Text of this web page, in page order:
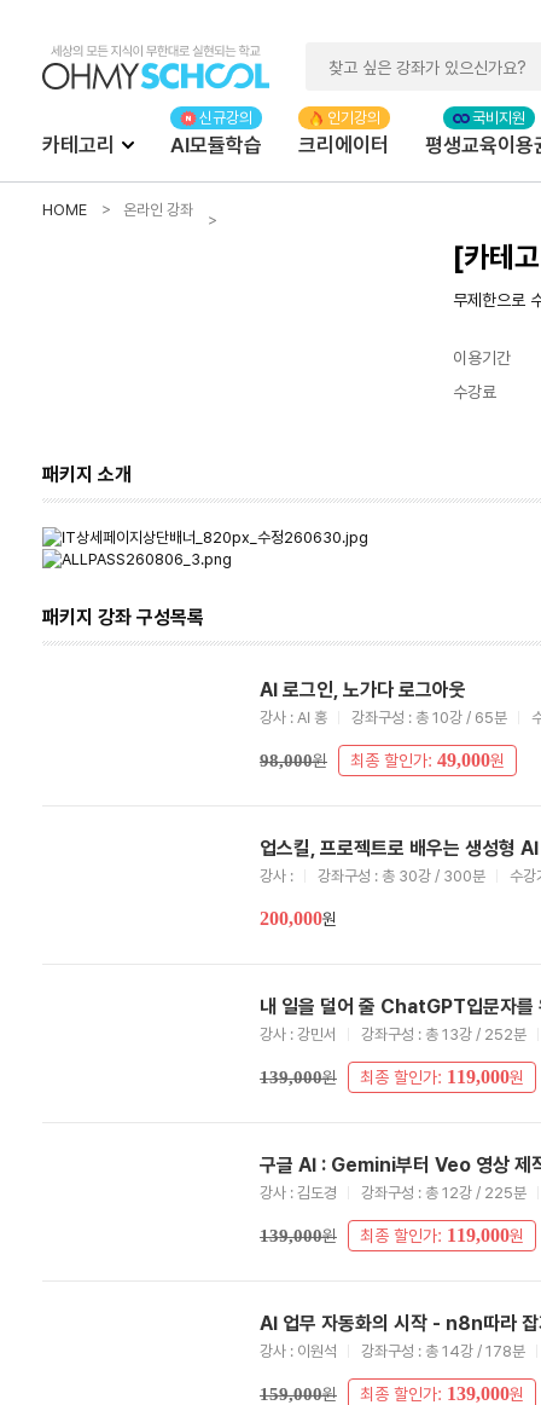
카테고리 AI모듈학습 크리에이터 평생교육이용
HOME 온라인 강좌
[카테
무제한으로
이용기간
수강료
패키지 소개
패키지 강좌 구성목록
AI 로그인, 노가다 로그아웃
강사 : AI 홍 강좌구성 : 총 10강 / 65분
98,000원 최종 할인가: 49,000원
업스킬, 프로젝트로 배우는 생성형 AI
강사 : 강좌구성 : 총 30강 / 300분 수강
200,000원
내 일을 덜어 줄 ChatGPT입문자를
강사 : 강민서 강좌구성 : 총 13강 / 252분
139,000원 최종 할인가: 119,000원
구글 AI : Gemini부터 Veo 영상 제
강사 : 김도경 강좌구성 : 총 12강 / 225분
139,000원 최종 할인가: 119,000원
AI 업무 자동화의 시작 - n8n따라
강사 : 이원석 강좌구성 : 총 14강 / 178분
159,000원 최종 할인가: 139,000원